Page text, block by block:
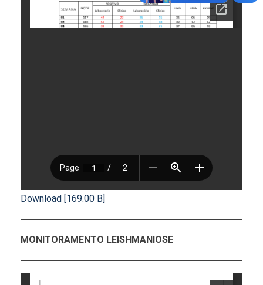
Download [169.00 B]
MONITORAMENTO LEISHMANIOSE